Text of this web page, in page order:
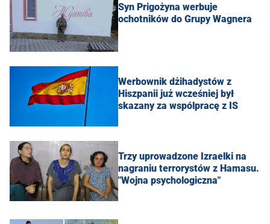
Syn Prigożyna werbuje
ochotników do Grupy Wagnera
Werbownik dżihadystów z
Hiszpanii już wcześniej był
skazany za wspólpracę z IS
Trzy uprowadzone Izraelki na
nagraniu terrorystów z Hamasu.
"Wojna psychologiczna"